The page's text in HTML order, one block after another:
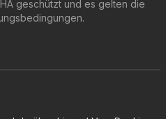
geschützt und es gelten die
.